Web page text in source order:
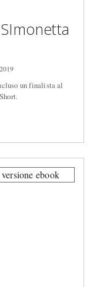
un finalista al